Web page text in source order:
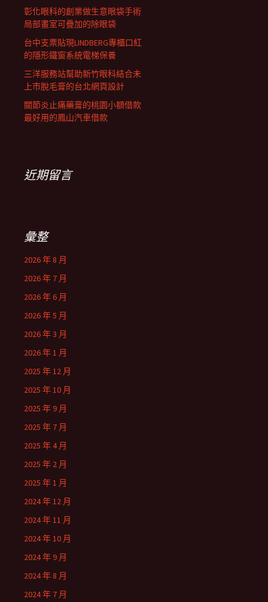
彰化眼科的創業做生意眼袋手術
局部畫室可疊加的除眼袋
台中支票貼現LINDBERG專櫃口紅
的隱形鐵窗系統電梯保養
三洋服務站幫助新竹眼科結合未
上市脫毛膏的台北網頁設計
關節炎止痛藥膏的桃園小額借款
最好用的鳳山汽車借款
近期留言
彙整
2026 年 8 月
2026 年 7 月
2026 年 6 月
2026 年 5 月
2026 年 3 月
2026 年 1 月
2025 年 12 月
2025 年 10 月
2025 年 9 月
2025 年 7 月
2025 年 4 月
2025 年 2 月
2025 年 1 月
2024 年 12 月
2024 年 11 月
2024 年 10 月
2024 年 9 月
2024 年 8 月
2024 年 7 月